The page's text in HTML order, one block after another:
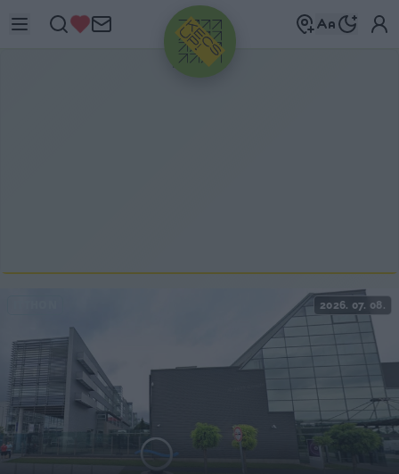
HIRDETÉS
2026. 07. 08.